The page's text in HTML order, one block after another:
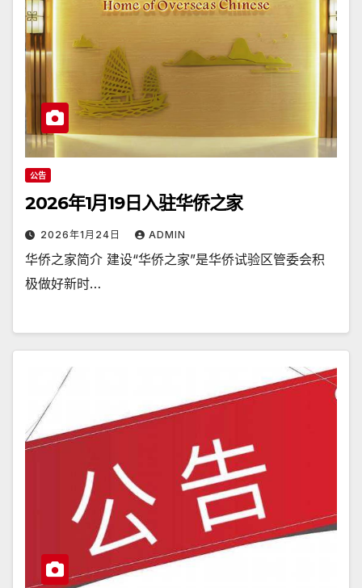
公告
2026年1月19日入驻华侨之家
2026年1月24日 ADMIN
华侨之家简介 建设“华侨之家”是华侨试验区管委会积
极做好新时…